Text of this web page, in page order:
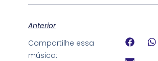
Anterior
Compartilhe essa
música: